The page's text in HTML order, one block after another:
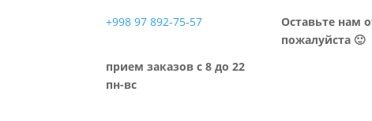
+998 97 892-75-57
прием заказов с 8 до 22
пн-вс
Оставьте нам
пожалуйста 🙂